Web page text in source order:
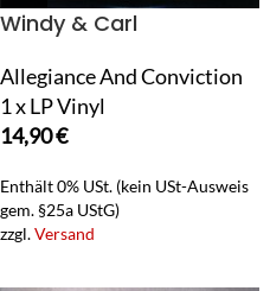
Windy & Carl
Allegiance And Conviction
1 x LP Vinyl
14,90€
Enthält 0% USt. (kein USt-Ausweis
gem. §25a UStG)
zzgl.Versand